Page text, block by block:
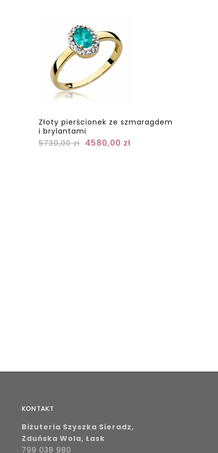
Złoty pierścionek ze szmaragdem
i brylantami
5730,00zł 4580,00 zł
KONTAKT
Biżuteria Szyszka Sieradz,
Zduńska Wola, Łask
799 038 980